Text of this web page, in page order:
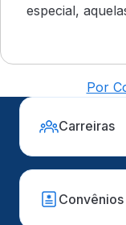
especial,
Por
Carreiras